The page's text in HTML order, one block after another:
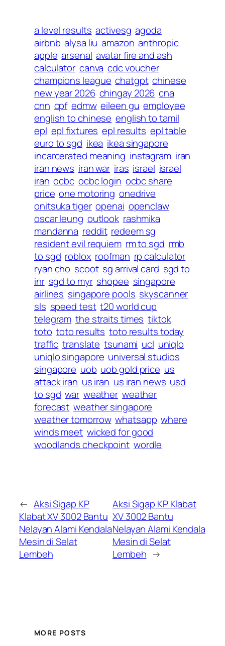
a level results activesg agoda
airbnb alysa liu amazon anthropic
apple arsenal avatar fire and ash
calculator canva cdc voucher
champions league chatgpt chinese
new year 2026 chingay 2026 cna
cnn cpf edmw eileen gu employee
english to chinese english to tamil
epl epl fixtures epl results epl table
euro to sgd ikea ikea singapore
incarcerated meaning instagram iran
iran news iran war iras israel israel
iran ocbc ocbc login ocbc share
price one motoring onedrive
onitsuka tiger openai openclaw
oscar leung outlook rashmika
mandanna reddit redeem sg
resident evil requiem rm to sgd rmb
to sgd roblox roofman rp calculator
ryan cho scoot sg arrival card sgd to
inr sgd to myr shopee singapore
airlines singapore pools skyscanner
sls speed test t20 world cup
telegram the straits times tiktok
toto toto results toto results today
traffic translate tsunami ucl uniqlo
uniqlo singapore universal studios
singapore uob uob gold price us
attack iran us iran us iran news usd
to sgd war weather weather
forecast weather singapore
weather tomorrow whatsapp where
winds meet wicked for good
woodlands checkpoint wordle
← Aksi Sigap KP
Klabat XV 3002 Bantu
Nelayan Alami Kendala
Mesin di Selat
Lembeh
Aksi Sigap KP Klabat
XV 3002 Bantu
Nelayan Alami Kendala
Mesin di Selat
Lembeh →
MORE POSTS